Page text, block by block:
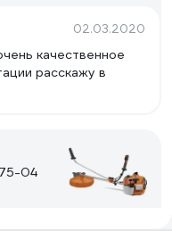
02.03.2020
качественное
расскажу в
04